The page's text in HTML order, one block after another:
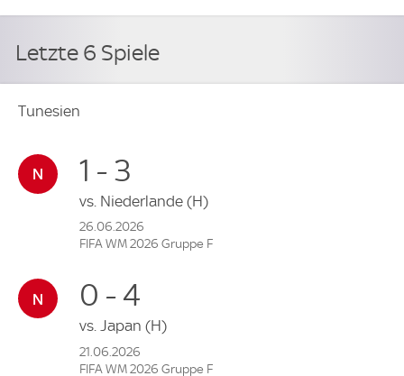
Letzte 6 Spiele
Tunesien
1 - 3
vs. Niederlande (H)
26.06.2026
FIFA WM 2026 Gruppe F
0 - 4
vs. Japan (H)
21.06.2026
FIFA WM 2026 Gruppe F